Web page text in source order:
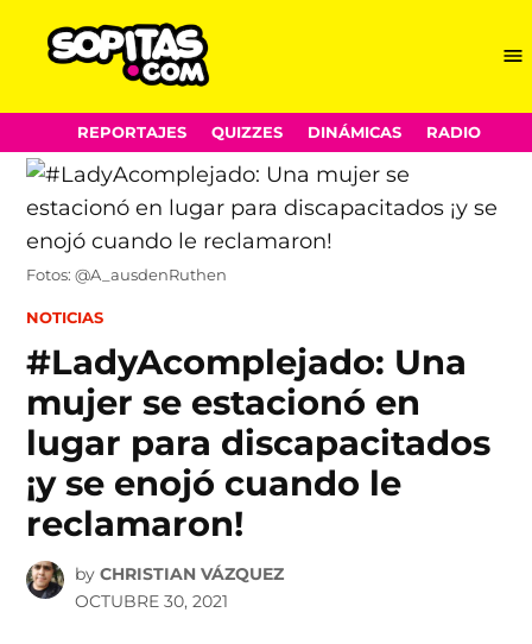
Skip
to
content
REPORTAJES QUIZZES DINÁMICAS RADIO
Fotos: @A_ausdenRuthen
POSTED
NOTICIAS
#LadyAcomplejado: Una
mujer se estacionó en
lugar para discapacitados
¡y se enojó cuando le
reclamaron!
by CHRISTIAN VÁZQUEZ
OCTUBRE 30, 2021